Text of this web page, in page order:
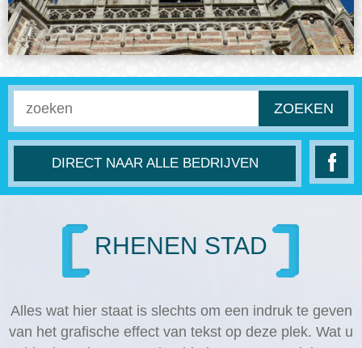
ZOEKEN
DIRECT NAAR ALLE BEDRIJVEN
RHENEN STAD
Alles wat hier staat is slechts om een indruk te geven
van het grafische effect van tekst op deze plek. Wat u